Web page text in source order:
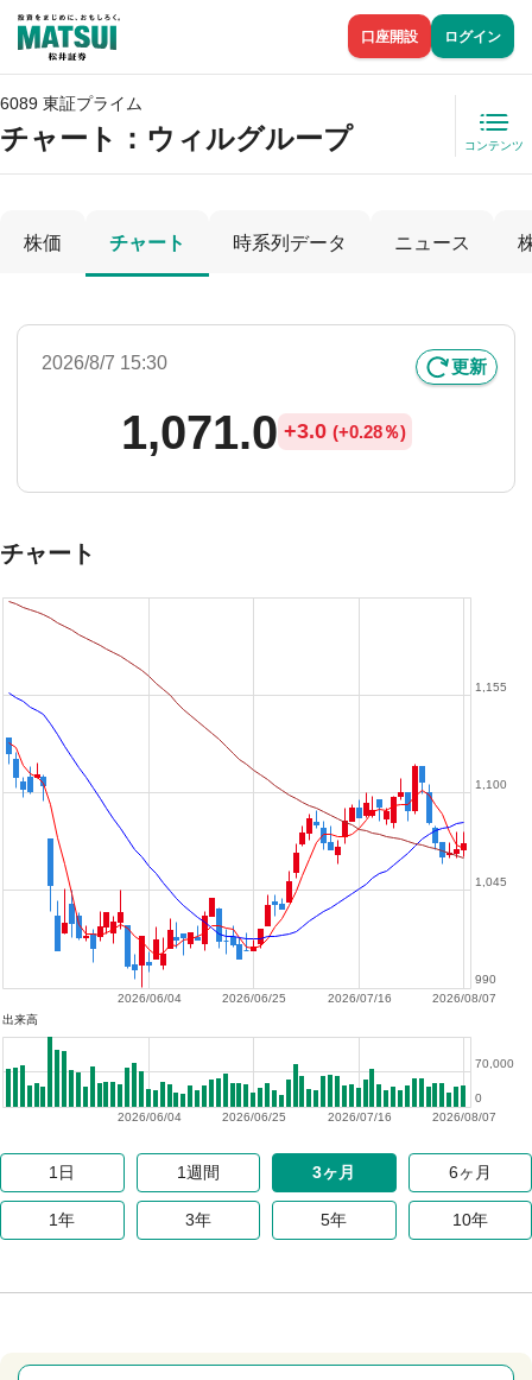
口座開設 ログイン
6089 東証プライム
チャート： ウィルグループ コンテンツ
株価 チャート 時系列データ ニュース
2026/8/7 15:30 更新
1,071.0 +3.0 (+0.28％)
チャート
2026/08/07
2026/07/16
2026/06/25
2026/06/04
990
1,045
1,100
1,155
出来高
2026/08/07
2026/07/16
2026/06/25
2026/06/04
0
70,000
1日 1週間 3ヶ月 6ヶ月
1年 3年 5年 10年